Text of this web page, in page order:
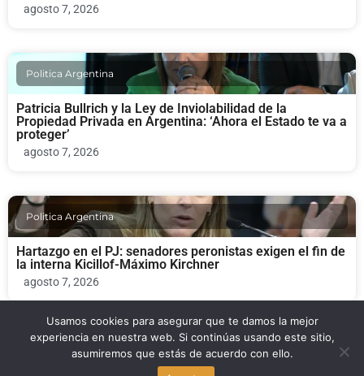
agosto 7, 2026
Politica Argentina
Patricia Bullrich y la Ley de Inviolabilidad de la
Propiedad Privada en Argentina: ‘Ahora el Estado te va a
proteger’
agosto 7, 2026
Politica Argentina
Hartazgo en el PJ: senadores peronistas exigen el fin de
la interna Kicillof-Máximo Kirchner
agosto 7, 2026
Politica Argentina
Usamos cookies para asegurar que te damos la mejor
experiencia en nuestra web. Si continúas usando este sitio,
asumiremos que estás de acuerdo con ello.